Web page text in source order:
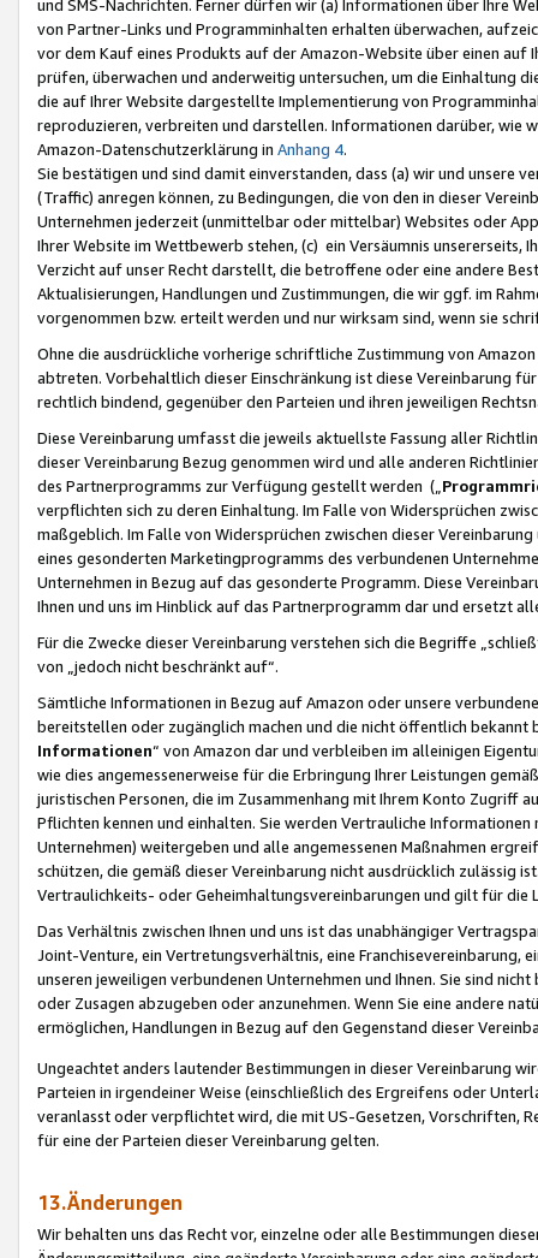
und SMS-Nachrichten. Ferner dürfen wir (a) Informationen über Ihre
von Partner-Links und Programminhalten erhalten überwachen,
vor dem Kauf eines Produkts auf der Amazon-Website über einen
prüfen, überwachen und anderweitig untersuchen, um die Einhaltung
die auf Ihrer Website dargestellte Implementierung von
reproduzieren, verbreiten und darstellen. Informationen darüber, wie
Amazon-Datenschutzerklärung in Anhang 4.
Sie bestätigen und sind damit einverstanden, dass (a) wir und
(Traffic) anregen können, zu Bedingungen, die von den in dieser
Unternehmen jederzeit (unmittelbar oder mittelbar) Websites oder
Ihrer Website im Wettbewerb stehen, (c) ein Versäumnis unsererseits,
Verzicht auf unser Recht darstellt, die betroffene oder eine andere
Aktualisierungen, Handlungen und Zustimmungen, die wir ggf. im
vorgenommen bzw. erteilt werden und nur wirksam sind, wenn sie
Ohne die ausdrückliche vorherige schriftliche Zustimmung von
abtreten. Vorbehaltlich dieser Einschränkung ist diese Vereinbarung
rechtlich bindend, gegenüber den Parteien und ihren jeweiligen
Diese Vereinbarung umfasst die jeweils aktuellste Fassung aller
dieser Vereinbarung Bezug genommen wird und alle anderen
des Partnerprogramms zur Verfügung gestellt werden („
verpflichten sich zu deren Einhaltung. Im Falle von Widersprüchen
maßgeblich. Im Falle von Widersprüchen zwischen dieser
eines gesonderten Marketingprogramms des verbundenen
Unternehmen in Bezug auf das gesonderte Programm. Diese
Ihnen und uns im Hinblick auf das Partnerprogramm dar und ersetzt
Für die Zwecke dieser Vereinbarung verstehen sich die Begriffe
von „jedoch nicht beschränkt auf“.
Sämtliche Informationen in Bezug auf Amazon oder unsere
bereitstellen oder zugänglich machen und die nicht öffentlich
Informationen“ von Amazon dar und verbleiben im alleinigen
wie dies angemessenerweise für die Erbringung Ihrer Leistungen
juristischen Personen, die im Zusammenhang mit Ihrem Konto
Pflichten kennen und einhalten. Sie werden Vertrauliche
Unternehmen) weitergeben und alle angemessenen Maßnahmen
schützen, die gemäß dieser Vereinbarung nicht ausdrücklich zulässig
Vertraulichkeits- oder Geheimhaltungsvereinbarungen und gilt für die
Das Verhältnis zwischen Ihnen und uns ist das unabhängiger
Joint-Venture, ein Vertretungsverhältnis, eine Franchisevereinbarung,
unseren jeweiligen verbundenen Unternehmen und Ihnen. Sie sind
oder Zusagen abzugeben oder anzunehmen. Wenn Sie eine andere
ermöglichen, Handlungen in Bezug auf den Gegenstand dieser
Ungeachtet anders lautender Bestimmungen in dieser Vereinbarung
Parteien in irgendeiner Weise (einschließlich des Ergreifens oder
veranlasst oder verpflichtet wird, die mit US-Gesetzen, Vorschriften,
für eine der Parteien dieser Vereinbarung gelten.
13.Änderungen
Wir behalten uns das Recht vor, einzelne oder alle Bestimmungen